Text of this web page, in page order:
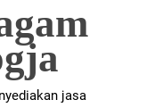
jasa